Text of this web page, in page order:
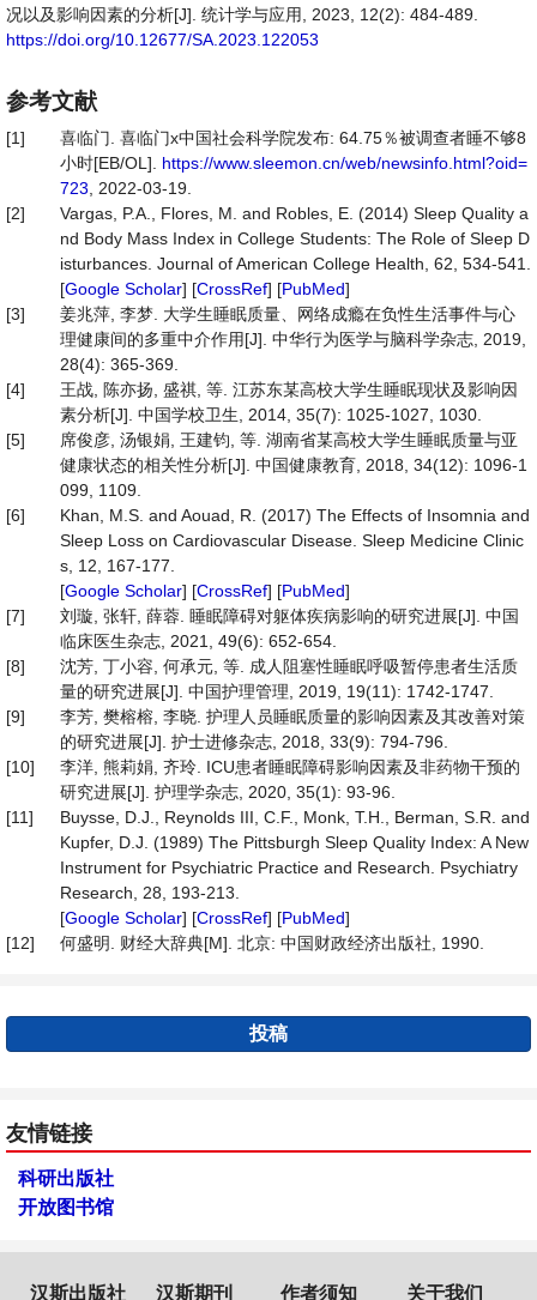
况以及影响因素的分析[J]. 统计学与应用, 2023, 12(2): 484-489.
https://doi.org/10.12677/SA.2023.122053
参考文献
[1]
喜临门. 喜临门x中国社会科学院发布: 64.75％被调查者睡不够8
小时[EB/OL]. https://www.sleemon.cn/web/newsinfo.html?oid=
723 , 2022-03-19.
[2]
Vargas, P.A., Flores, M. and Robles, E. (2014) Sleep Quality a
nd Body Mass Index in College Students: The Role of Sleep D
isturbances. Journal of American College Health, 62, 534-541.
[Google Scholar] [CrossRef] [PubMed]
[3]
姜兆萍, 李梦. 大学生睡眠质量、网络成瘾在负性生活事件与心
理健康间的多重中介作用[J]. 中华行为医学与脑科学杂志, 2019,
28(4): 365-369.
[4]
王战, 陈亦扬, 盛祺, 等. 江苏东某高校大学生睡眠现状及影响因
素分析[J]. 中国学校卫生, 2014, 35(7): 1025-1027, 1030.
[5]
席俊彦, 汤银娟, 王建钧, 等. 湖南省某高校大学生睡眠质量与亚
健康状态的相关性分析[J]. 中国健康教育, 2018, 34(12): 1096-1
099, 1109.
[6]
Khan, M.S. and Aouad, R. (2017) The Effects of Insomnia and
Sleep Loss on Cardiovascular Disease. Sleep Medicine Clinic
s, 12, 167-177.
[Google Scholar] [CrossRef] [PubMed]
[7]
刘璇, 张轩, 薛蓉. 睡眠障碍对躯体疾病影响的研究进展[J]. 中国
临床医生杂志, 2021, 49(6): 652-654.
[8]
沈芳, 丁小容, 何承元, 等. 成人阻塞性睡眠呼吸暂停患者生活质
量的研究进展[J]. 中国护理管理, 2019, 19(11): 1742-1747.
[9]
李芳, 樊榕榕, 李晓. 护理人员睡眠质量的影响因素及其改善对策
的研究进展[J]. 护士进修杂志, 2018, 33(9): 794-796.
[10]
李洋, 熊莉娟, 齐玲. ICU患者睡眠障碍影响因素及非药物干预的
研究进展[J]. 护理学杂志, 2020, 35(1): 93-96.
[11]
Buysse, D.J., Reynolds III, C.F., Monk, T.H., Berman, S.R. and
Kupfer, D.J. (1989) The Pittsburgh Sleep Quality Index: A New
Instrument for Psychiatric Practice and Research. Psychiatry
Research, 28, 193-213.
[Google Scholar] [CrossRef] [PubMed]
[12]
何盛明. 财经大辞典[M]. 北京: 中国财政经济出版社, 1990.
投稿
友情链接
科研出版社
开放图书馆
汉斯出版社 汉斯期刊 作者须知 关于我们